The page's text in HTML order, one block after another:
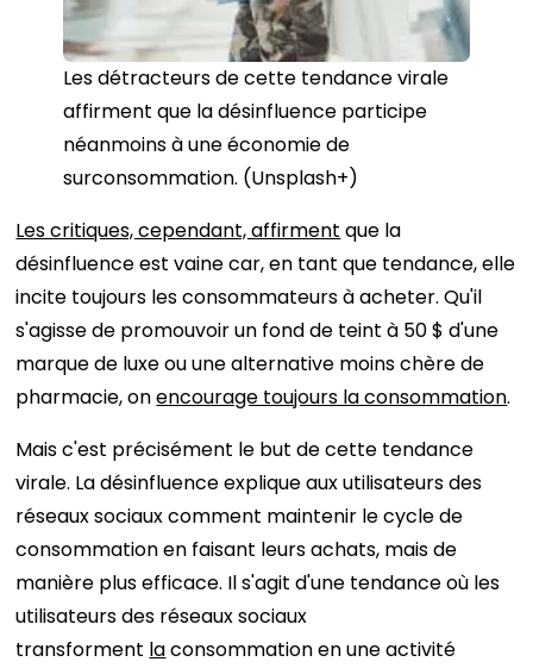
Les détracteurs de cette tendance virale
affirment que la désinfluence participe
néanmoins à une économie de
surconsommation. (Unsplash+)
Les critiques, cependant, affirment que la
désinfluence est vaine car, en tant que tendance, elle
incite toujours les consommateurs à acheter. Qu'il
s'agisse de promouvoir un fond de teint à 50 $ d'une
marque de luxe ou une alternative moins chère de
pharmacie, onencourage toujours la consommation.
Mais c'est précisément le but de cette tendance
virale. La désinfluence explique aux utilisateurs des
réseaux sociaux comment maintenir le cycle de
consommation en faisant leurs achats, mais de
manière plus efficace. Il s'agit d'une tendance où les
utilisateurs des réseaux sociaux
transforment laconsommation en une activité